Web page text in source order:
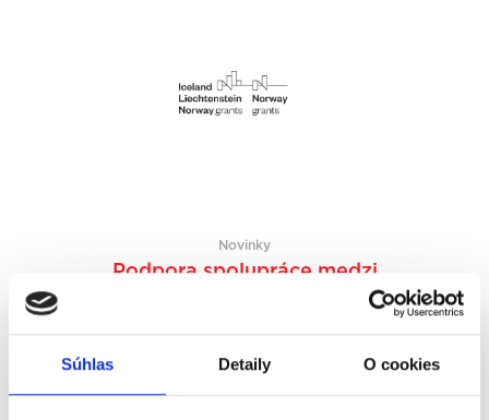
Súhlas Detaily O cookies
Novinky
Podpora spolupráce medzi
vysokými a strednými školami a
Výskumná agentúra vyhlásila koncom